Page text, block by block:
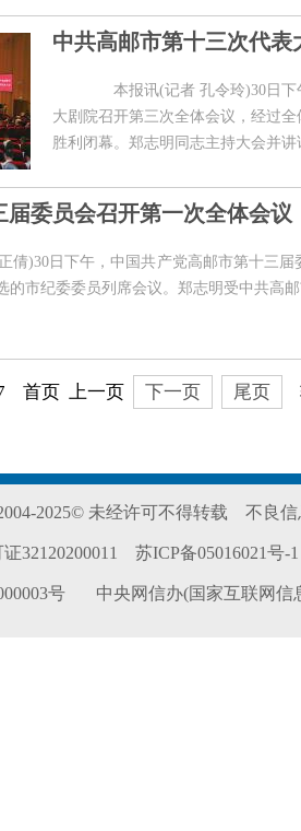
中共高邮市第十三次代表
本报讯(记者 孔令玲)30日下
大剧院召开第三次全体会议，经过
胜利闭幕。郑志明同志主持大会
届委员会召开第一次全体会议
)30日下午，中国共产党高邮市第十三届
的市纪委委员列席会议。郑志明受中共高
首页 上一页 下一页 尾页
2025© 未经许可不得转载 不良信
32120200011 苏ICP备05016021号-1
号 中央网信办(国家互联网